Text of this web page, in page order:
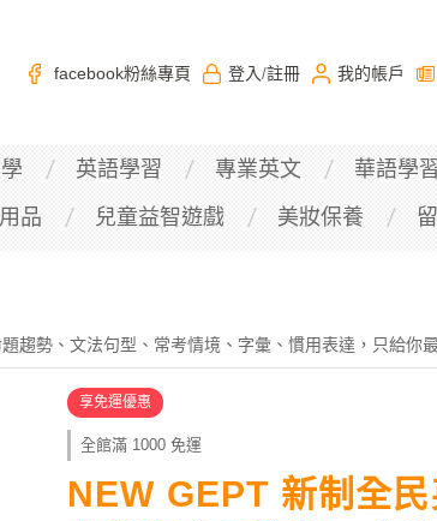
facebook粉絲專頁 登入 /註冊 我的帳戶
英語學習 專業英文 華語學
品 兒童益智遊戲 美妝保養
趨勢、文法句型、常考情境、字彙、慣用表達，只給你
享免運優惠
全館滿 1000 免運
NEW GEPT 新制全